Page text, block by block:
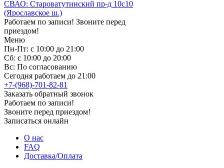
СВАО: Староватутинский пр-д 10с10
(Ярославское ш.)
Работаем по записи! Звоните перед
приездом!
Меню
Пн-Пт: с 10:00 до 21:00
Сб: с 10:00 до 20:00
Вс: По согласованию
Сегодня работаем до 21:00
+7-(968)-701-82-81
Заказать обратный звонок
Работаем по записи!
Звоните перед приездом!
Записаться онлайн
О нас
FAQ
Доставка/Оплата